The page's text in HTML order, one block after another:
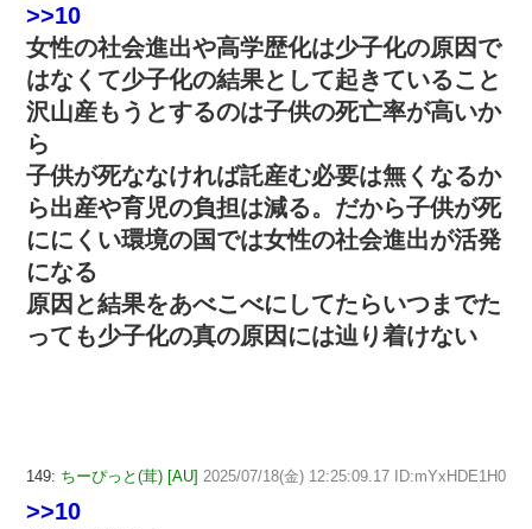
>>10
女性の社会進出や高学歴化は少子化の原因で
はなくて少子化の結果として起きていること
沢山産もうとするのは子供の死亡率が高いか
ら
子供が死ななければ託産む必要は無くなるか
ら出産や育児の負担は減る。だから子供が死
ににくい環境の国では女性の社会進出が活発
になる
原因と結果をあべこべにしてたらいつまでた
っても少子化の真の原因には辿り着けない
149: ちーぴっと(茸) [AU] 2025/07/18(金) 12:25:09.17 ID:mYxHDE1H0
>>10